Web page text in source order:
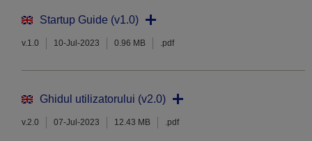
Startup Guide (v1.0)
v.1.0 10-Jul-2023 0.96 MB .pdf
Ghidul utilizatorului (v2.0)
v.2.0 07-Jul-2023 12.43 MB .pdf